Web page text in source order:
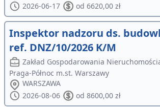
2026-06-17
od 6620,00 zł
Inspektor nadzoru ds.
ref. DNZ/10/2026 K/M
Zakład Gospodarowania
Praga-Północ m.st. Warszawy
WARSZAWA
2026-08-06
od 8600,00 zł